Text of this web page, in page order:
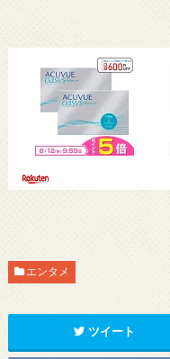
エンタメ
ツイート